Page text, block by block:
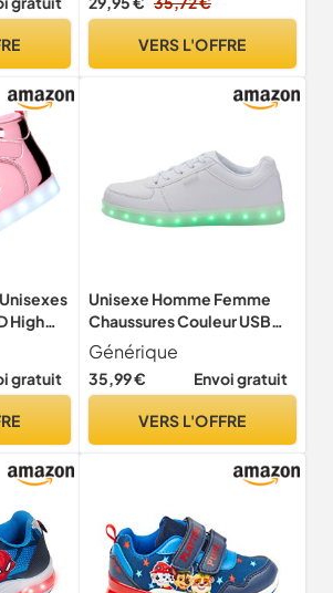
enfants avec lumières
UK Child
VERS L'OFFRE
High
[Rose,
gratuit
Unisexe Homme Femme
Chaussures Couleur USB
Charge LED Lumière
Lumineux Clignotantes
Sneakers de Sports Baskets
Générique
35,99 € Envoi gratuit
VERS L'OFFRE